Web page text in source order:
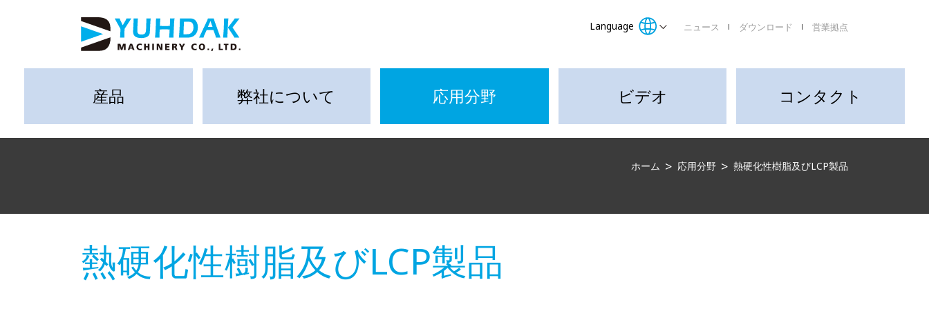
Language ニュース ダウンロード 営業拠点
産品 弊社について 応用分野 ビデオ コンタクト
ホーム 応用分野 熱硬化性樹脂及びLCP製品
熱硬化性樹脂及びLCP製品